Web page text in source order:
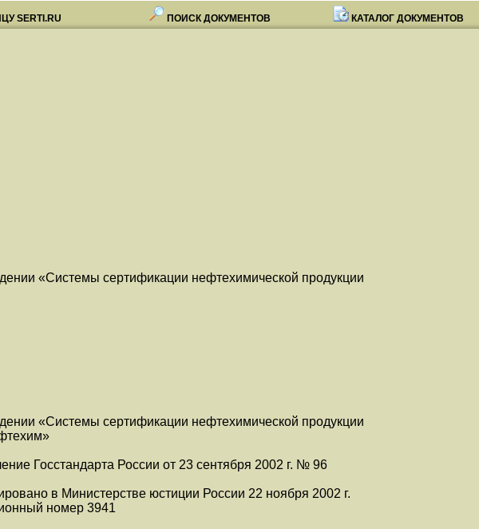
SERTI.RU ПОИСК ДОКУМЕНТОВ КАТАЛОГ ДОКУМЕНТОВ
«Системы сертификации нефтехимической продукции
«Системы сертификации нефтехимической продукции
Госстандарта России от 23 сентября 2002 г. № 96
в Министерстве юстиции России 22 ноября 2002 г.
номер 3941